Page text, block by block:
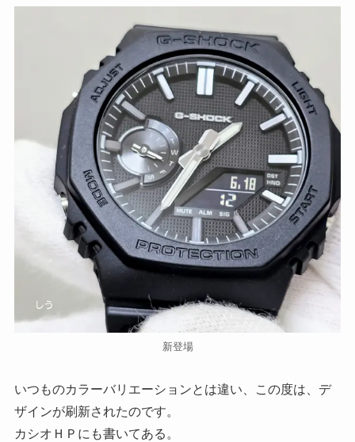
新登場
いつものカラーバリエーションとは違い、この度は、デ
ザインが刷新されたのです。
カシオＨＰにも書いてある。